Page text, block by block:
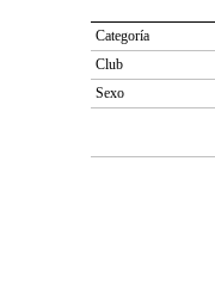
Categoría
Club
Sexo